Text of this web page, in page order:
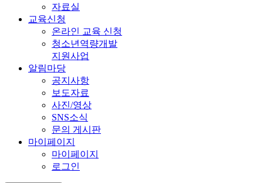
자료실
교육신청
온라인 교육 신청
청소년역량개발
지원사업
알림마당
공지사항
보도자료
사진/영상
SNS소식
문의 게시판
마이페이지
마이페이지
로그인